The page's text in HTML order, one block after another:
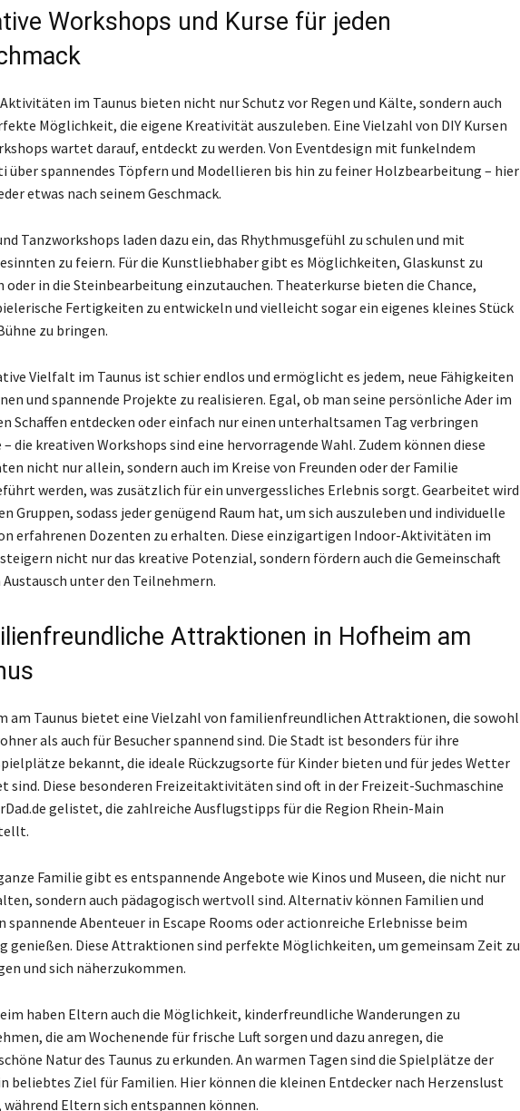
Workshops und Kurse für jeden
im Taunus bieten nicht nur Schutz vor Regen und Kälte, sondern auch
Möglichkeit, die eigene Kreativität auszuleben. Eine Vielzahl von DIY Kursen
wartet darauf, entdeckt zu werden. Von Eventdesign mit funkelndem
über spannendes Töpfern und Modellieren bis hin zu feiner Holzbearbeitung – hier
etwas nach seinem Geschmack.
Tanzworkshops laden dazu ein, das Rhythmusgefühl zu schulen und mit
zu feiern. Für die Kunstliebhaber gibt es Möglichkeiten, Glaskunst zu
oder in die Steinbearbeitung einzutauchen. Theaterkurse bieten die Chance,
Fertigkeiten zu entwickeln und vielleicht sogar ein eigenes kleines Stück
zu bringen.
Vielfalt im Taunus ist schier endlos und ermöglicht es jedem, neue Fähigkeiten
und spannende Projekte zu realisieren. Egal, ob man seine persönliche Ader im
Schaffen entdecken oder einfach nur einen unterhaltsamen Tag verbringen
die kreativen Workshops sind eine hervorragende Wahl. Zudem können diese
nicht nur allein, sondern auch im Kreise von Freunden oder der Familie
werden, was zusätzlich für ein unvergessliches Erlebnis sorgt. Gearbeitet wird
Gruppen, sodass jeder genügend Raum hat, um sich auszuleben und individuelle
erfahrenen Dozenten zu erhalten. Diese einzigartigen Indoor-Aktivitäten im
nicht nur das kreative Potenzial, sondern fördern auch die Gemeinschaft
Austausch unter den Teilnehmern.
Attraktionen in Hofheim am
am Taunus bietet eine Vielzahl von familienfreundlichen Attraktionen, die sowohl
als auch für Besucher spannend sind. Die Stadt ist besonders für ihre
bekannt, die ideale Rückzugsorte für Kinder bieten und für jedes Wetter
sind. Diese besonderen Freizeitaktivitäten sind oft in der Freizeit-Suchmaschine
gelistet, die zahlreiche Ausflugstipps für die Region Rhein-Main
Familie gibt es entspannende Angebote wie Kinos und Museen, die nicht nur
sondern auch pädagogisch wertvoll sind. Alternativ können Familien und
spannende Abenteuer in Escape Rooms oder actionreiche Erlebnisse beim
genießen. Diese Attraktionen sind perfekte Möglichkeiten, um gemeinsam Zeit zu
und sich näherzukommen.
haben Eltern auch die Möglichkeit, kinderfreundliche Wanderungen zu
die am Wochenende für frische Luft sorgen und dazu anregen, die
Natur des Taunus zu erkunden. An warmen Tagen sind die Spielplätze der
beliebtes Ziel für Familien. Hier können die kleinen Entdecker nach Herzenslust
während Eltern sich entspannen können.